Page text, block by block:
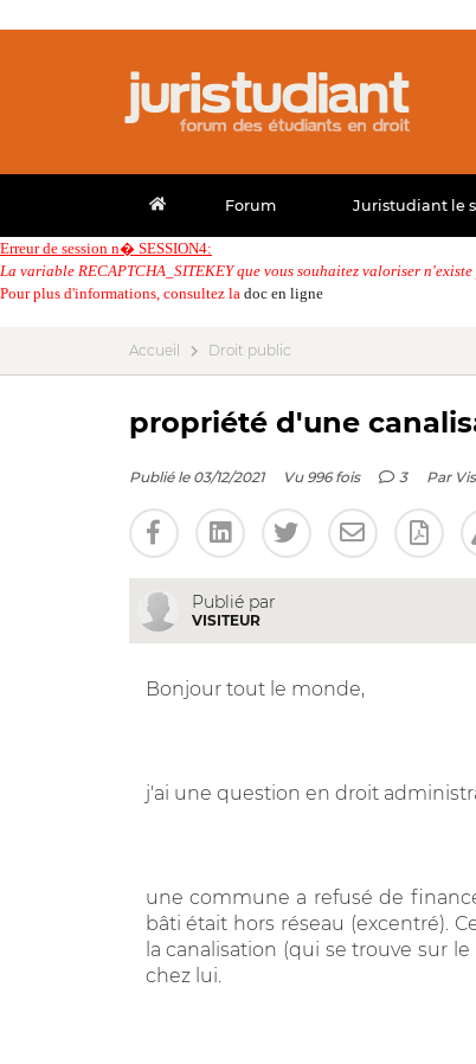
Forum Juristudiant le
Erreur de session n� SESSION4:
La variable RECAPTCHA_SITEKEY que vous souhaitez valoriser
Pour plus d'informations, consultez la doc en ligne
Accueil Droit public
propriété d'une
Publié le 03/12/2021 Vu 996 fois 3 Par
Publié par
VISITEUR
Bonjour tout le monde,
j'ai une question en droit
une commune a refusé de
bâti était hors réseau (excentré).
la canalisation (qui se trouve sur
chez lui.